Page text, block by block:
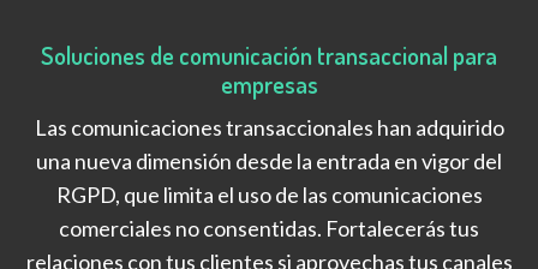
Soluciones de comunicación transaccional para
empresas
Las comunicaciones transaccionales han adquirido
una nueva dimensión desde la entrada en vigor del
RGPD, que limita el uso de las comunicaciones
comerciales no consentidas. Fortalecerás tus
relaciones con tus clientes si aprovechas tus canales